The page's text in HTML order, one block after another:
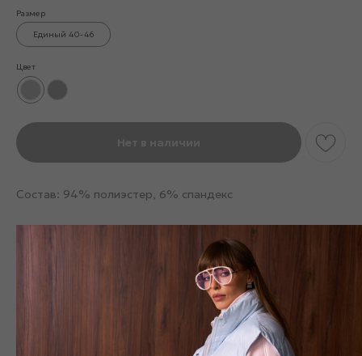
Размер
Единый 40-46
Цвет
Состав: 94% полиэстер, 6% спандекс